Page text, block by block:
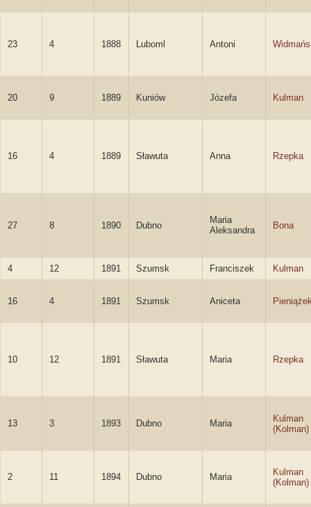
23 4 1888 Luboml Antoni
20 9 1889 Kuniów Józefa Kulman
16 4 1889 Sławuta Anna Rzepka
27 8 1890 Dubno
Maria
Aleksandra
Bona
4 12 1891 Szumsk Franciszek Kulman
16 4 1891 Szumsk Aniceta
10 12 1891 Sławuta Maria Rzepka
13 3 1893 Dubno Maria
Kulman
(Kolman)
2 11 1894 Dubno Maria
Kulman
(Kolman)